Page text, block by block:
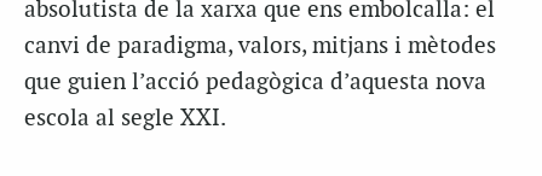
absolutista de la xarxa que ens embolcalla: el
canvi de paradigma, valors, mitjans i mètodes
que guien l’acció pedagògica d’aquesta nova
escola al segle XXI.